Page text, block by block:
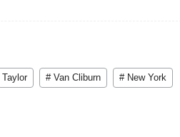
# Van Cliburn # New York